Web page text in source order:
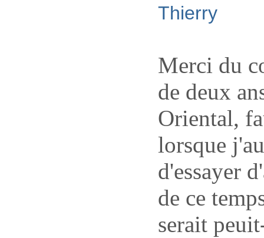
Thierry
Merci du
de deux
Oriental,
lorsque
d'essayer
de ce
serait